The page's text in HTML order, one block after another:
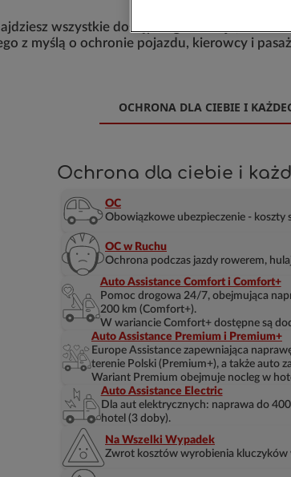
wszystkie dostępne gwarancje, które
z myślą o ochronie pojazdu, kierowcy i
OCHRONA DLA CIEBIE I
Ochrona dla ciebie i
OC
Obowiązkowe ubezpieczenie - koszty
OC w Ruchu
Ochrona podczas jazdy rowerem,
Auto Assistance Comfort i Comfort+
Pomoc drogowa 24/7, obejmująca
200 km (Comfort+).
W wariancie Comfort+ dostępne są
Auto Assistance Premium i Premium+
Europe Assistance zapewniająca
terenie Polski (Premium+), a także auto
Wariant Premium obejmuje nocleg w
Auto Assistance Electric
Dla aut elektrycznych: naprawa do
hotel (3 doby).
Na Wszelki Wypadek
Zwrot kosztów wyrobienia kluczyków